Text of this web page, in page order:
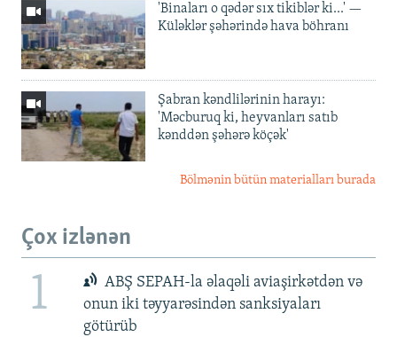
'Binaları o qədər sıx tikiblər ki...' —
Küləklər şəhərində hava böhranı
Şabran kəndlilərinin harayı:
'Məcburuq ki, heyvanları satıb
kənddən şəhərə köçək'
Bölmənin bütün materialları burada
Çox izlənən
1
ABŞ SEPAH-la əlaqəli aviaşirkətdən və
onun iki təyyarəsindən sanksiyaları
götürüb